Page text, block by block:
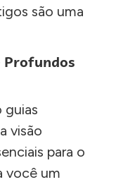
são uma
Profundos
guias
visão
para o
você um